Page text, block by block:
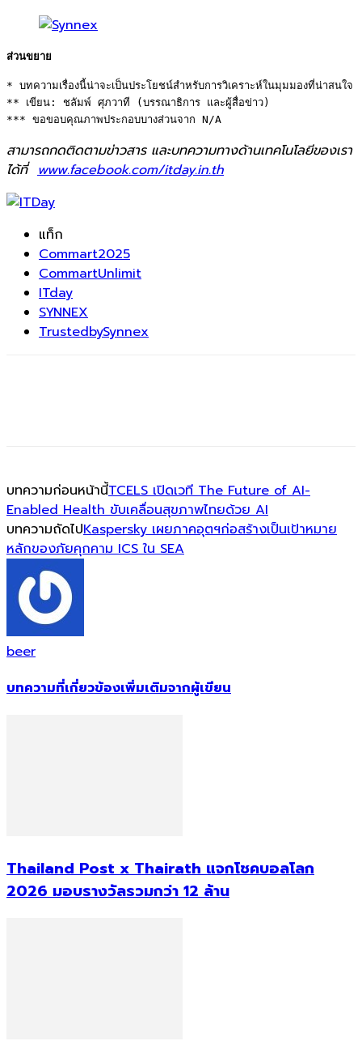
ส่วนขยาย
* บทความเรื่องนี้น่าจะเป็นประโยชน์สำหรับการวิเคราะห์ในมุมมองที่น่าสนใจ
** เขียน: ชลัมพ์ ศุภวาที (บรรณาธิการ และผู้สื่อข่าว)
*** ขอขอบคุณภาพประกอบบางส่วนจาก N/A
สามารถกดติดตามข่าวสาร และบทความทางด้านเทคโนโลยีของเรา
ได้ที่ www.facebook.com/itday.in.th
แท็ก
Commart2025
CommartUnlimit
ITday
SYNNEX
TrustedbySynnex
บทความก่อนหน้านี้TCELS เปิดเวที The Future of AI-
Enabled Health ขับเคลื่อนสุขภาพไทยด้วย AI
บทความถัดไปKaspersky เผยภาคอุตฯก่อสร้างเป็นเป้าหมาย
หลักของภัยคุกคาม ICS ใน SEA
beer
บทความที่เกี่ยวข้องเพิ่มเติมจากผู้เขียน
Thailand Post x Thairath แจกโชคบอลโลก
2026 มอบรางวัลรวมกว่า 12 ล้าน